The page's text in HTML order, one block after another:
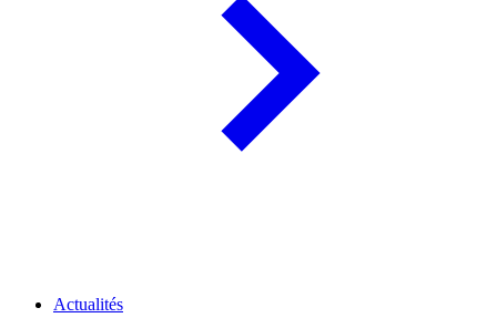
Actualités